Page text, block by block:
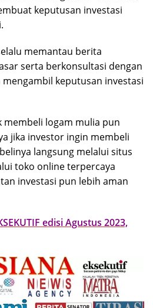
keputusan investasi
memantau berita
serta berkonsultasi dengan
keputusan investasi
logam mulia pun
jika investor ingin membeli
langsung melalui situs
toko online terpercaya
investasi pun lebih aman
edisi Agustus 2023,